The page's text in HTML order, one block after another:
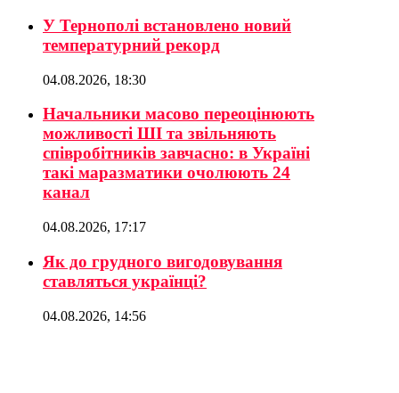
У Тернополі встановлено новий
температурний рекорд
04.08.2026, 18:30
Начальники масово переоцінюють
можливості ШІ та звільняють
співробітників завчасно: в Україні
такі маразматики очолюють 24
канал
04.08.2026, 17:17
Як до грудного вигодовування
ставляться українці?
04.08.2026, 14:56